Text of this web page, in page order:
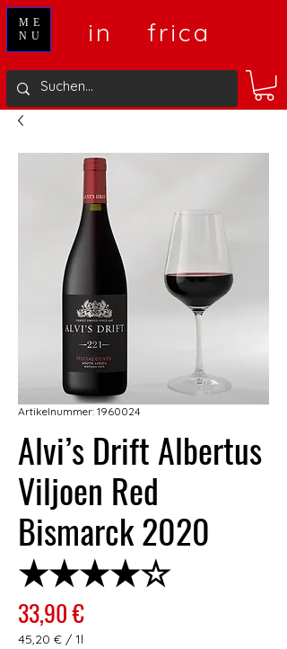
in frica
ME
NU
Artikelnummer: 1960024
Alvi’s Drift Albertus
Viljoen Red
Bismarck 2020
★★★★☆
33,90 €Preis
45,20 € / 1l